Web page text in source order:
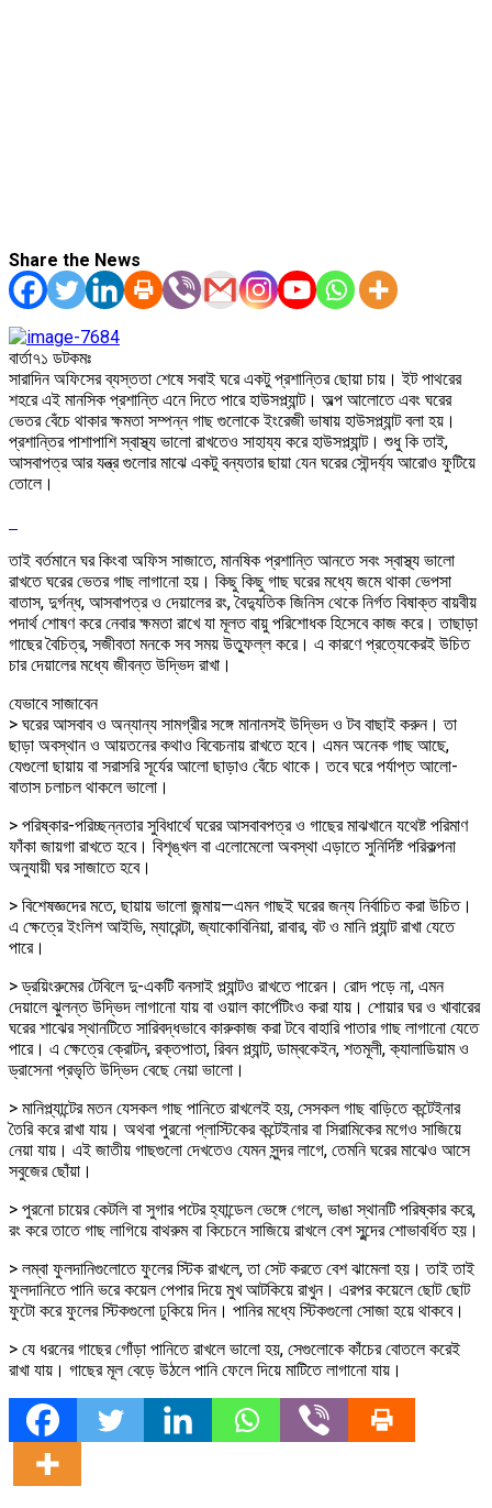
Share the News
বার্তা৭১ ডটকমঃ
সারাদিন অফিসের ব্যস্ততা শেষে সবাই ঘরে একটু প্রশান্তির ছোয়া চায়। ইট পাথরের
শহরে এই মানসিক প্রশান্তি এনে দিতে পারে হাউসপ্ল্যান্ট। অল্প আলোতে এবং ঘরের
ভেতর বেঁচে থাকার ক্ষমতা সম্পন্ন গাছ গুলোকে ইংরেজী ভাষায় হাউসপ্ল্যান্ট বলা হয়।
প্রশান্তির পাশাপাশি স্বাস্থ্য ভালো রাখতেও সাহায্য করে হাউসপ্ল্যান্ট। শুধু কি তাই,
আসবাপত্র আর যন্ত্র গুলোর মাঝে একটু বন্যতার ছায়া যেন ঘরের সৌন্দর্য্য আরোও ফুটিয়ে
তোলে।
তাই বর্তমানে ঘর কিংবা অফিস সাজাতে, মানষিক প্রশান্তি আনতে সবং স্বাস্থ্য ভালো
রাখতে ঘরের ভেতর গাছ লাগানো হয়। কিছু কিছু গাছ ঘরের মধ্যে জমে থাকা ভেপসা
বাতাস, দুর্গন্ধ, আসবাপত্র ও দেয়ালের রং, বৈদ্যুতিক জিনিস থেকে নির্গত বিষাক্ত বায়বীয়
পদার্থ শোষণ করে নেবার ক্ষমতা রাখে যা মূলত বায়ু পরিশোধক হিসেবে কাজ করে। তাছাড়া
গাছের বৈচিত্র, সজীবতা মনকে সব সময় উত্ফুল্ল করে। এ কারণে প্রত্যেকেরই উচিত
চার দেয়ালের মধ্যে জীবন্ত উদ্ভিদ রাখা।
যেভাবে সাজাবেন
> ঘরের আসবাব ও অন্যান্য সামগ্রীর সঙ্গে মানানসই উদ্ভিদ ও টব বাছাই করুন। তা
ছাড়া অবস্থান ও আয়তনের কথাও বিবেচনায় রাখতে হবে। এমন অনেক গাছ আছে,
যেগুলো ছায়ায় বা সরাসরি সূর্যের আলো ছাড়াও বেঁচে থাকে। তবে ঘরে পর্যাপ্ত আলো-
বাতাস চলাচল থাকলে ভালো।
> পরিষ্কার-পরিচ্ছন্নতার সুবিধার্থে ঘরের আসবাবপত্র ও গাছের মাঝখানে যথেষ্ট পরিমাণ
ফাঁকা জায়গা রাখতে হবে। বিশৃঙ্খল বা এলোমেলো অবস্থা এড়াতে সুনির্দিষ্ট পরিকল্পনা
অনুযায়ী ঘর সাজাতে হবে।
> বিশেষজ্ঞদের মতে, ছায়ায় ভালো জন্মায়—এমন গাছই ঘরের জন্য নির্বাচিত করা উচিত।
এ ক্ষেত্রে ইংলিশ আইভি, ম্যারেন্টা, জ্যাকোবিনিয়া, রাবার, বট ও মানি প্ল্যান্ট রাখা যেতে
পারে।
> ড্রয়িংরুমের টেবিলে দু-একটি বনসাই প্ল্যান্টও রাখতে পারেন। রোদ পড়ে না, এমন
দেয়ালে ঝুলন্ত উদ্ভিদ লাগানো যায় বা ওয়াল কার্পেটিংও করা যায়। শোয়ার ঘর ও খাবারের
ঘরের শাঝের স্থানটিতে সারিবদ্ধভাবে কারুকাজ করা টবে বাহারি পাতার গাছ লাগানো যেতে
পারে। এ ক্ষেত্রে ক্রোটন, রক্তপাতা, রিবন প্ল্যান্ট, ডাম্বকেইন, শতমূলী, ক্যালাডিয়াম ও
ড্রাসেনা প্রভৃতি উদ্ভিদ বেছে নেয়া ভালো।
> মানিপ্ল্যান্টের মতন যেসকল গাছ পানিতে রাখলেই হয়, সেসকল গাছ বাড়িতে কন্টেইনার
তৈরি করে রাখা যায়। অথবা পুরনো প্লাস্টিকের কন্টেইনার বা সিরামিকের মগেও সাজিয়ে
নেয়া যায়। এই জাতীয় গাছগুলো দেখতেও যেমন সুন্দর লাগে, তেমনি ঘরের মাঝেও আসে
সবুজের ছোঁয়া।
> পুরনো চায়ের কেটলি বা সুগার পটের হ্যান্ডেল ভেঙ্গে গেলে, ভাঙা স্থানটি পরিষ্কার করে,
রং করে তাতে গাছ লাগিয়ে বাথরুম বা কিচেনে সাজিয়ে রাখলে বেশ সুন্দের শোভাবর্ধিত হয়।
> লম্বা ফুলদানিগুলোতে ফুলের স্টিক রাখলে, তা সেট করতে বেশ ঝামেলা হয়। তাই তাই
ফুলদানিতে পানি ভরে কয়েল পেপার দিয়ে মুখ আটকিয়ে রাখুন। এরপর কয়েলে ছোট ছোট
ফুটো করে ফুলের স্টিকগুলো ঢুকিয়ে দিন। পানির মধ্যে স্টিকগুলো সোজা হয়ে থাকবে।
> যে ধরনের গাছের গোঁড়া পানিতে রাখলে ভালো হয়, সেগুলোকে কাঁচের বোতলে করেই
রাখা যায়। গাছের মূল বেড়ে উঠলে পানি ফেলে দিয়ে মাটিতে লাগানো যায়।